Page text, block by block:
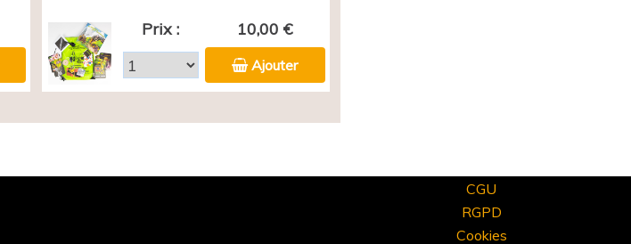
Prix : 10,00 €
Ajouter
CGU
RGPD
Cookies